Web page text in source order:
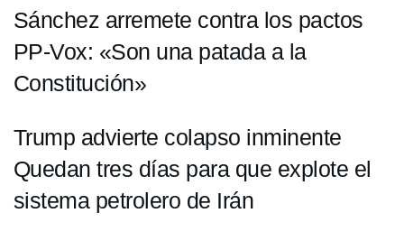
Sánchez arremete contra los pactos
PP-Vox: «Son una patada a la
Constitución»
Trump advierte colapso inminente
Quedan tres días para que explote el
sistema petrolero de Irán